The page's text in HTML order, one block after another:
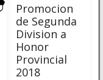
Promocion
de Segunda
Division a
Honor
Provincial
2018